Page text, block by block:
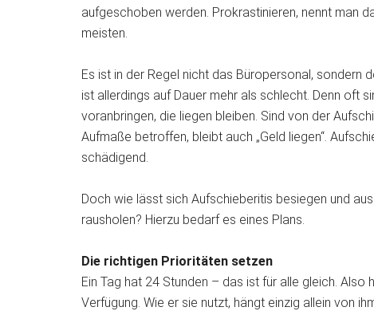
aufgeschoben werden. Prokrastinieren, nennt man
meisten.
Es ist in der Regel nicht das Büropersonal, sondern
ist allerdings auf Dauer mehr als schlecht. Denn oft
voranbringen, die liegen bleiben. Sind von der
Aufmaße betroffen, bleibt auch „Geld liegen“.
schädigend.
Doch wie lässt sich Aufschieberitis besiegen und
rausholen? Hierzu bedarf es eines Plans.
Die richtigen Prioritäten setzen
Ein Tag hat 24 Stunden – das ist für alle gleich.
Verfügung. Wie er sie nutzt, hängt einzig allein von